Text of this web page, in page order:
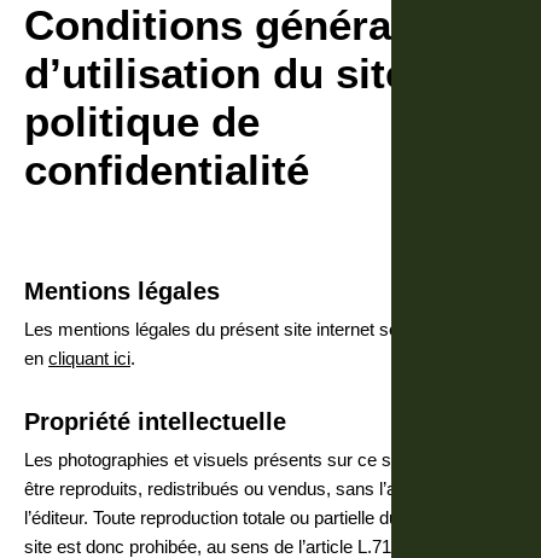
Conditions générales
d’utilisation du site et
politique de
confidentialité
Mentions légales
Les mentions légales du présent site internet sont disponibles
en cliquant ici.
Propriété intellectuelle
Les photographies et visuels présents sur ce site ne peuvent
être reproduits, redistribués ou vendus, sans l’accord écrit de
l’éditeur. Toute reproduction totale ou partielle du contenu du
site est donc prohibée, au sens de l’article L.713-2 du Code de